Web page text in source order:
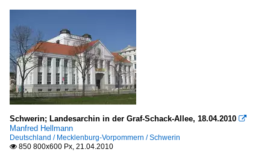
Schwerin; Landesarchin in der Graf-Schack-Allee, 18.04.2010 
Manfred Hellmann
Deutschland / Mecklenburg-Vorpommern / Schwerin
 850 800x600 Px, 21.04.2010